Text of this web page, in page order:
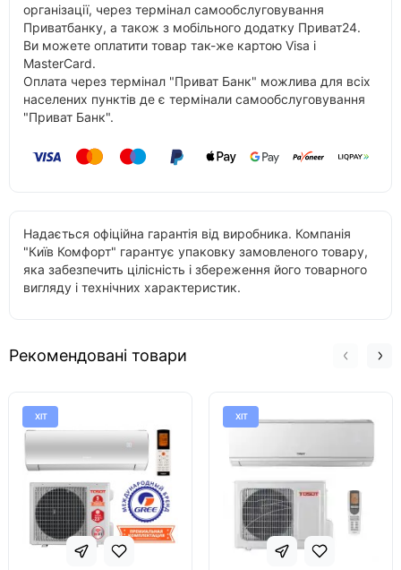
організації, через термінал самообслуговування
Приватбанку, а також з мобільного додатку Приват24.
Ви можете оплатити товар так-же картою Visa і
MasterCard.
Оплата через термінал "Приват Банк" можлива для всіх
населених пунктів де є термінали самообслуговування
"Приват Банк".
Надається офіційна гарантія від виробника. Компанія
"Київ Комфорт" гарантує упаковку замовленого товару,
яка забезпечить цілісність і збереження його товарного
вигляду і технічних характеристик.
Рекомендовані товари
ХІТ ХІТ